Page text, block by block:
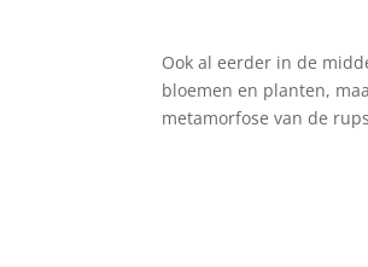
Ook al eerder in de
bloemen en planten,
metamorfose van de